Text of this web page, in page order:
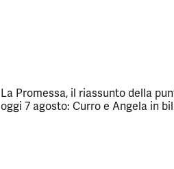
La Promessa, il riassunto della
oggi 7 agosto: Curro e Angela in